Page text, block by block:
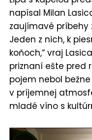
napísal Milan
zaujímavé príbehy
Jeden z nich, k
koňoch,“ vraj
priznaní ešte pred
pojem nebol
v príjemnej
mladé víno s